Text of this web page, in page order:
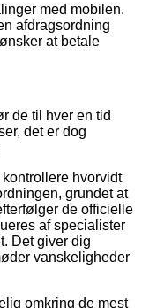
med mobilen.
afdragsordning
at betale
de til hver en tid
det er dog
hvorvidt
grundet at
de officielle
af specialister
Det giver dig
vanskeligheder
omkring de mest